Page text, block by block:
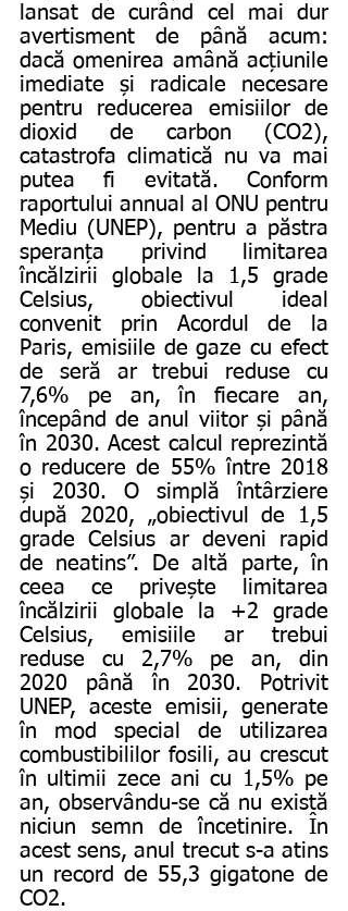
lansat de curând cel mai dur
avertisment de până acum:
dacă omenirea amână acțiunile
imediate și radicale necesare
pentru reducerea emisiilor de
dioxid de carbon (CO2),
catastrofa climatică nu va mai
putea fi evitată. Conform
raportului annual al ONU pentru
Mediu (UNEP), pentru a păstra
speranța privind limitarea
încălzirii globale la 1,5 grade
Celsius, obiectivul ideal
convenit prin Acordul de la
Paris, emisiile de gaze cu efect
de seră ar trebui reduse cu
7,6% pe an, în fiecare an,
începând de anul viitor și până
în 2030. Acest calcul reprezintă
o reducere de 55% între 2018
și 2030. O simplă întârziere
după 2020, „obiectivul de 1,5
grade Celsius ar deveni rapid
de neatins”. De altă parte, în
ceea ce privește limitarea
încălzirii globale la +2 grade
Celsius, emisiile ar trebui
reduse cu 2,7% pe an, din
2020 până în 2030. Potrivit
UNEP, aceste emisii, generate
în mod special de utilizarea
combustibililor fosili, au crescut
în ultimii zece ani cu 1,5% pe
an, observându-se că nu există
niciun semn de încetinire. În
acest sens, anul trecut s-a atins
un record de 55,3 gigatone de
CO2.